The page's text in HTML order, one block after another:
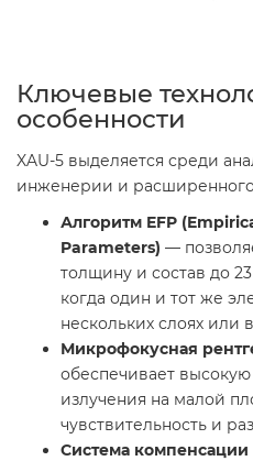
Ключевые
особенности
XAU-5 выделяется среди
инженерии и
Алгоритм EFP
Parameters) —
толщину и состав до
когда один и тот же
нескольких слоях или
Микрофокусная
обеспечивает высокую
излучения на малой
чувствительность и
Система компенсации